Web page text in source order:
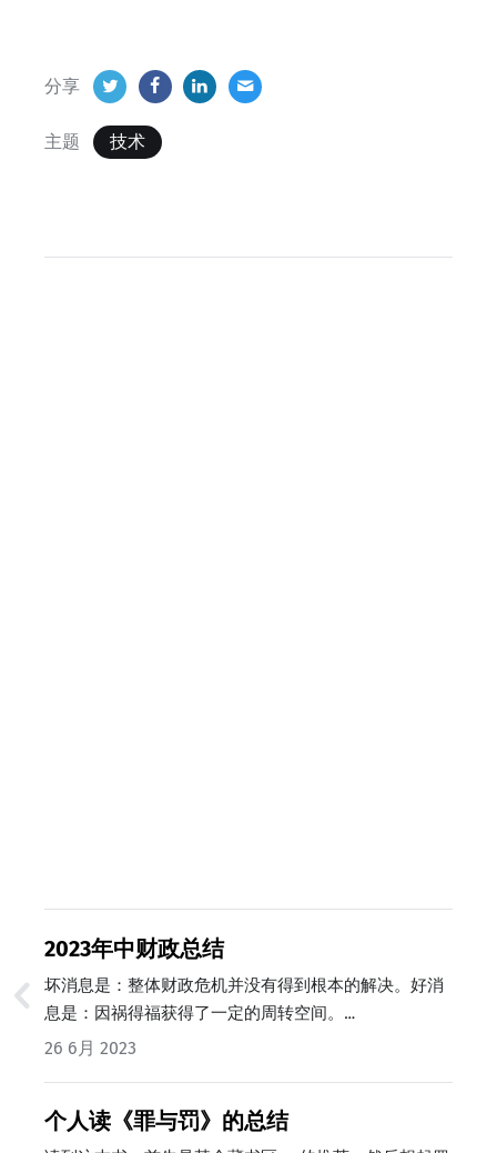
分享
主题 技术
2023年中财政总结
坏消息是：整体财政危机并没有得到根本的解决。好消
息是：因祸得福获得了一定的周转空间。…
26 6月 2023
个人读《罪与罚》的总结